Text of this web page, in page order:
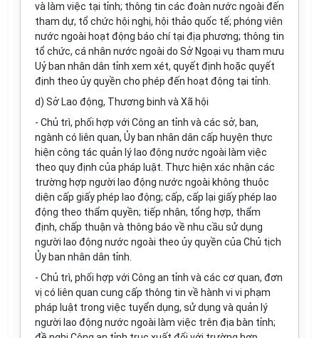
và làm việc tại tỉnh; thông tin các đoàn nước ngoài đến
tham dự, tổ chức hội nghị, hội thảo quốc tế; phóng viên
nước ngoài hoạt động báo chí tại địa phương; thông tin
tổ chức, cá nhân nước ngoài do Sở Ngoại vụ tham mưu
Uỷ ban nhân dân tỉnh xem xét, quyết định hoặc quyết
định theo ủy quyền cho phép đến hoạt động tại tỉnh.
d) Sở Lao động, Thương binh và Xã hội
- Chủ trì, phối hợp với Công an tỉnh và các sở, ban,
ngành có liên quan, Ủy ban nhân dân cấp huyện thực
hiện công tác quản lý lao động nước ngoài làm việc
theo quy định của pháp luật. Thực hiện xác nhận các
trường hợp người lao động nước ngoài không thuộc
diện cấp giấy phép lao động; cấp, cấp lại giấy phép lao
động theo thẩm quyền; tiếp nhận, tổng hợp, thẩm
định, chấp thuận và thông báo về nhu cầu sử dụng
người lao động nước ngoài theo ủy quyền của Chủ tịch
Ủy ban nhân dân tỉnh.
- Chủ trì, phối hợp với Công an tỉnh và các cơ quan, đơn
vị có liên quan cung cấp thông tin về hành vi vi phạm
pháp luật trong việc tuyển dụng, sử dụng và quản lý
người lao động nước ngoài làm việc trên địa bàn tỉnh;